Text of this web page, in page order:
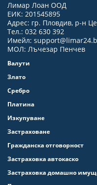
Лимар Лоан ООД
ЕИК: 201545895
Адрес: гр. Пловдив, р-н
Тел.: 032 630 392
Имейл:
МОЛ: Лъчезар Пенчев
Валути
Злато
Сребро
Платина
Изкупуване
Застраховане
Гражданска отговорност
Застраховка автокаско
Застраховка домашно